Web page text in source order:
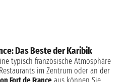
Das Beste der Karibik
typisch französische Atmosphäre
im Zentrum oder an der